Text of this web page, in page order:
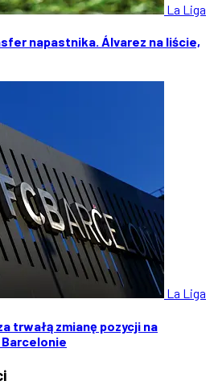
La Liga
napastnika. Álvarez na liście,
La Liga
trwałą zmianę pozycji na